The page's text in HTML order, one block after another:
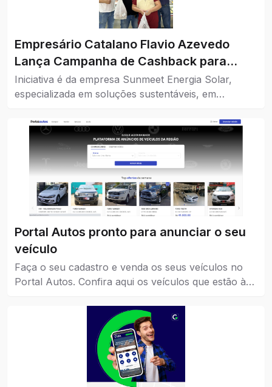
Empresário Catalano Flavio Azevedo
Lança Campanha de Cashback para
Impulsionar o Comércio da Cidade
Iniciativa é da empresa Sunmeet Energia Solar,
especializada em soluções sustentáveis, em
Portal Autos pronto para anunciar o seu
veículo
Faça o seu cadastro e venda os seus veículos no
Portal Autos. Confira aqui os veículos que estão à